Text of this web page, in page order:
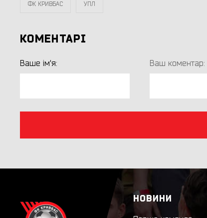
ФК КРИВБАС УПЛ
КОМЕНТАРІ
Ваше ім'я: Ваш коментар:
НОВИНИ